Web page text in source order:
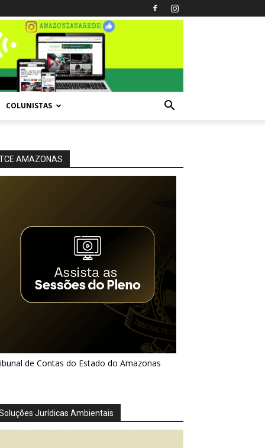
COLUNISTAS
AMAZONAS
de Contas do Estado do Amazonas
Jurídicas Ambientais